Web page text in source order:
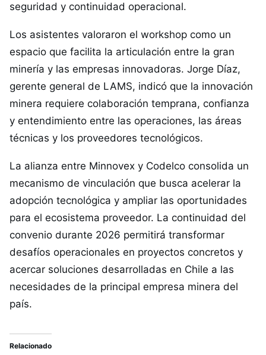
seguridad y continuidad operacional.
Los asistentes valoraron el workshop como un
espacio que facilita la articulación entre la gran
minería y las empresas innovadoras. Jorge Díaz,
gerente general de LAMS, indicó que la innovación
minera requiere colaboración temprana, confianza
y entendimiento entre las operaciones, las áreas
técnicas y los proveedores tecnológicos.
La alianza entre Minnovex y Codelco consolida un
mecanismo de vinculación que busca acelerar la
adopción tecnológica y ampliar las oportunidades
para el ecosistema proveedor. La continuidad del
convenio durante 2026 permitirá transformar
desafíos operacionales en proyectos concretos y
acercar soluciones desarrolladas en Chile a las
necesidades de la principal empresa minera del
país.
Relacionado